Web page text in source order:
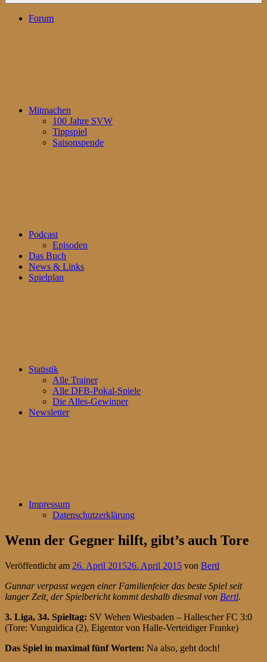
Forum
Mitmachen
100 Jahre SVW
Tippspiel
Saisonspende
Podcast
Episoden
Das Buch
News & Links
Spielplan
Statistik
Alle Trainer
Alle DFB-Pokal-Spiele
Die Alles-Gewinner
Newsletter
Impressum
Datenschutzerklärung
Wenn der Gegner hilft, gibt’s auch Tore
Veröffentlicht am 26. April 201526. April 2015 von Bertl
Gunnar verpasst wegen einer Familienfeier das beste Spiel seit
langer Zeit, der Spielbericht kommt deshalb diesmal von Bertl.
3. Liga, 34. Spieltag: SV Wehen Wiesbaden – Hallescher FC 3:0
(Tore: Vunguidica (2), Eigentor von Halle-Verteidiger Franke)
Das Spiel in maximal fünf Worten: Na also, geht doch!